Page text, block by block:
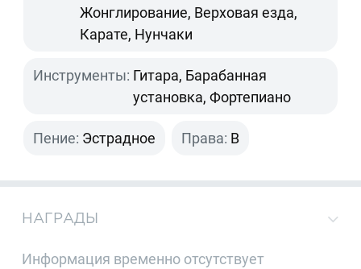
Жонглирование, Верховая езда,
Карате, Нунчаки
Инструменты: Гитара, Барабанная
установка, Фортепиано
Пение: Эстрадное Права: B
НАГРАДЫ
Информация временно отсутствует